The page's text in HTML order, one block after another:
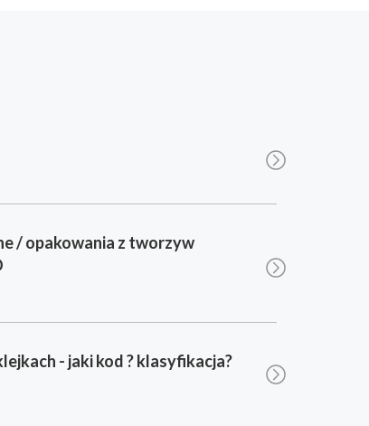
/ opakowania z tworzyw
- jaki kod ? klasyfikacja?